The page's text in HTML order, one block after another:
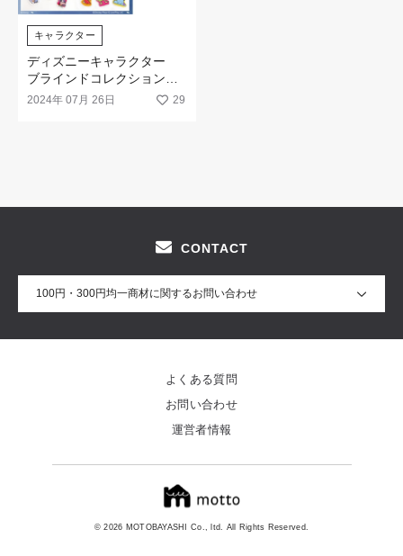
キャラクター
ディズニーキャラクター
ブラインドコレクションア
イテムが新登場
2024年 07月 26日 29
CONTACT
100円・300円均一商材に関するお問い合わせ
© 2026 MOTOBAYASHI Co., ltd. All Rights Reserved.
よくある質問
お問い合わせ
運営者情報